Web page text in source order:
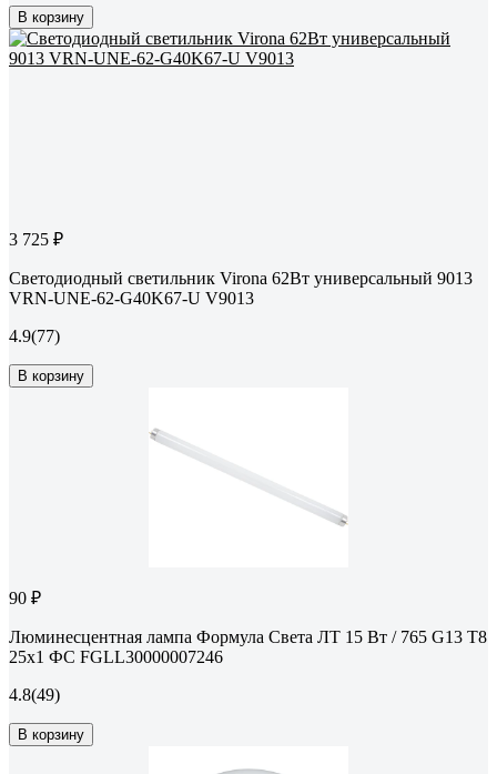
В корзину
3 725 ₽
Светодиодный светильник Virona 62Вт универсальный 9013
VRN-UNE-62-G40K67-U V9013
4.9(77)
В корзину
90 ₽
Люминесцентная лампа Формула Света ЛТ 15 Вт / 765 G13 T8
25x1 ФС FGLL30000007246
4.8(49)
В корзину